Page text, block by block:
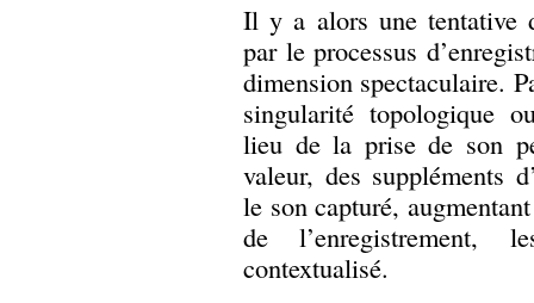
Il y a alors une tentative
par le processus
dimension spectaculaire.
singularité topologique
lieu de la prise de son
valeur, des suppléments
le son capturé,
de l’enregistrement,
contextualisé.